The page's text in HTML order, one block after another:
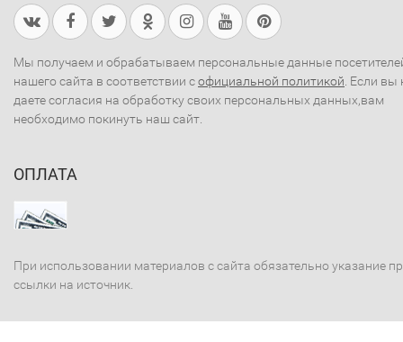
Мы получаем и обрабатываем персональные данные
нашего сайта в соответствии софициальной политикой . Если вы
даете согласия на обработку своих персональных данных,вам
необходимо покинуть наш сайт.
ОПЛАТА
При использовании материалов с сайта обязательно указание
ссылки на источник.